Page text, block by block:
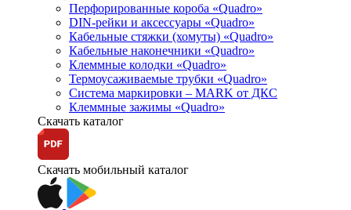
Перфорированные короба «Quadro»
DIN-рейки и аксессуары «Quadro»
Кабельные стяжки (хомуты) «Quadro»
Кабельные наконечники «Quadro»
Клеммные колодки «Quadro»
Термоусаживаемые трубки «Quadro»
Система маркировки – MARK от ДКС
Клеммные зажимы «Quadro»
Скачать каталог
Скачать мобильный каталог